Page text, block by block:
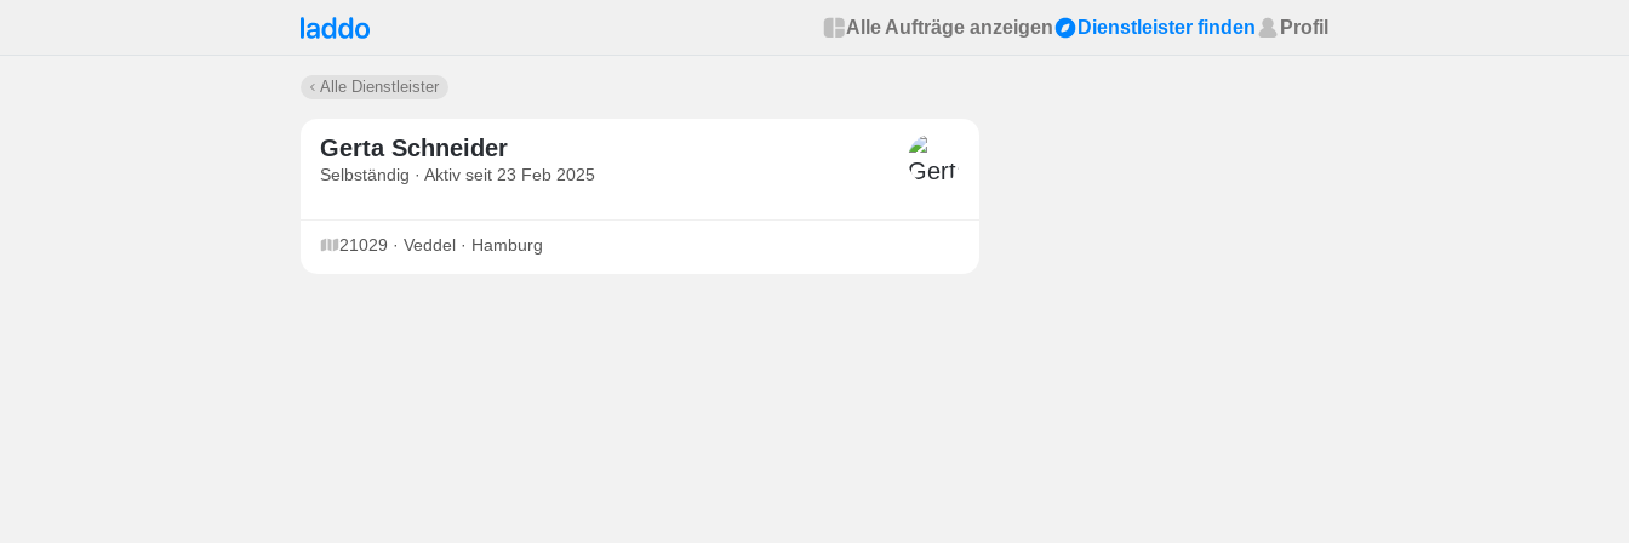
Alle Aufträge anzeigen Dienstleister finden Profil
Alle Dienstleister
Gerta Schneider
Selbständig · Aktiv seit 23 Feb 2025
21029 · Veddel · Hamburg